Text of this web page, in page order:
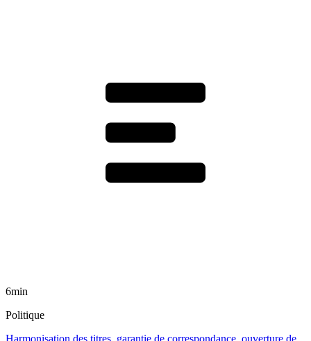
6min
Politique
Harmonisation des titres, garantie de correspondance, ouverture de